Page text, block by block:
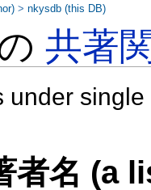
共著
under
者名 (a
>nkysdb (this DB)